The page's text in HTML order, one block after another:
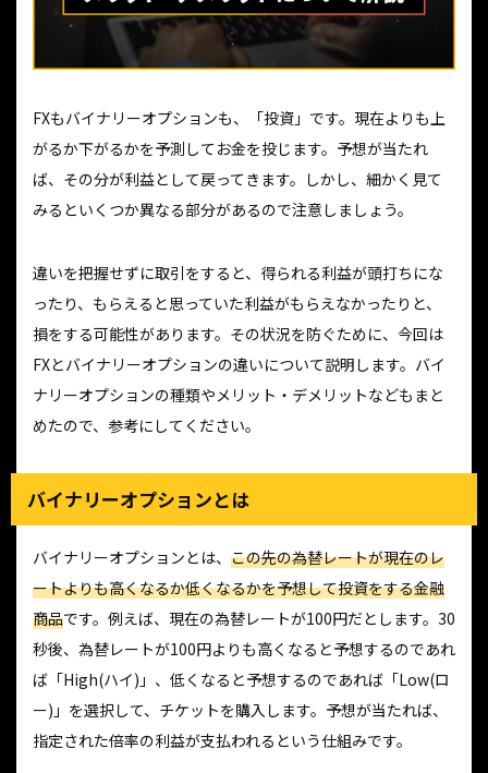
FXもバイナリーオプションも、「投資」です。現在よりも上
がるか下がるかを予測してお金を投じます。予想が当たれ
ば、その分が利益として戻ってきます。しかし、細かく見て
みるといくつか異なる部分があるので注意しましょう。
違いを把握せずに取引をすると、得られる利益が頭打ちにな
ったり、もらえると思っていた利益がもらえなかったりと、
損をする可能性があります。その状況を防ぐために、今回は
FXとバイナリーオプションの違いについて説明します。バイ
ナリーオプションの種類やメリット・デメリットなどもまと
めたので、参考にしてください。
バイナリーオプションとは
バイナリーオプションとは、 この先の為替レートが現在のレ
ートよりも高くなるか低くなるかを予想して投資をする金融
商品です。例えば、現在の為替レートが100円だとします。30
秒後、為替レートが100円よりも高くなると予想するのであれ
ば「High(ハイ)」、低くなると予想するのであれば「Low(ロ
ー)」を選択して、チケットを購入します。予想が当たれば、
指定された倍率の利益が支払われるという仕組みです。